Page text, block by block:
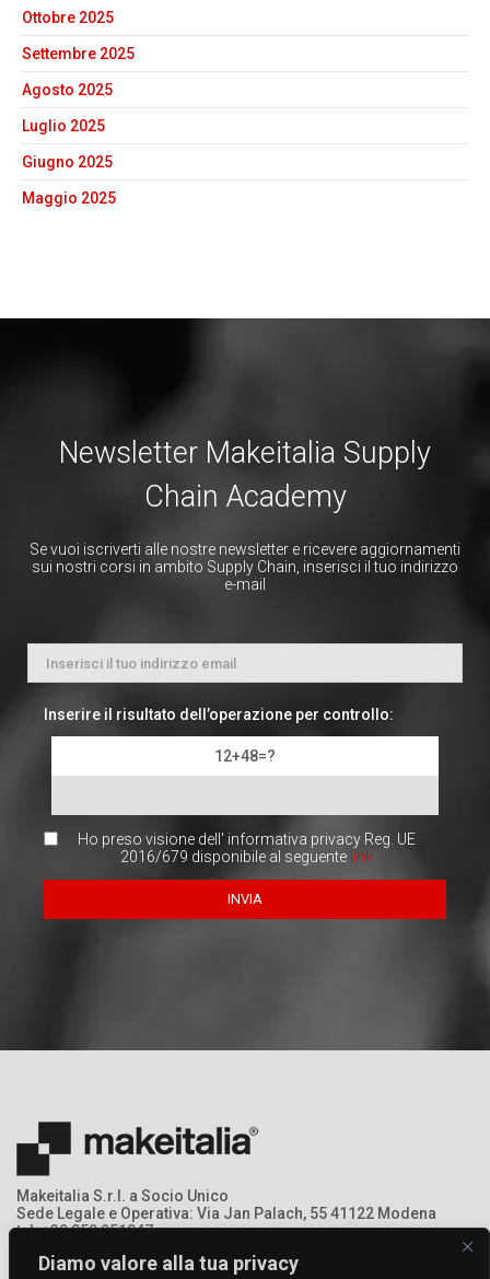
Diamo valore alla tua privacy
Ottobre 2025
Settembre 2025
Agosto 2025
Luglio 2025
Giugno 2025
Maggio 2025
Newsletter Makeitalia Supply
Chain Academy
Se vuoi iscriverti alle nostre newsletter e ricevere aggiornamenti
sui nostri corsi in ambito Supply Chain, inserisci il tuo indirizzo
e-mail
Inserire il risultato dell’operazione per controllo:
12+48=?
Ho preso visione dell' informativa privacy Reg. UE
2016/679 disponibile al seguente link
Makeitalia S.r.l. a Socio Unico
Sede Legale e Operativa: Via Jan Palach, 55 41122 Modena
tel: +39 059 951047
P.IVA:03213690369 - Registro Imprese: MO – 368378